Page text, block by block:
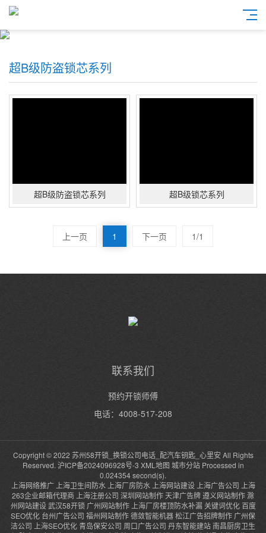
超B级防盗锁芯系列
超B级防盗锁芯系列 超B级锁芯系列
上一页 1 下一页 1/1
联系我们
预约开锁师傅
电话：4008-517-208
Copyright © 2022 苏州58开锁_换锁公司电话_配汽车钥匙_心里安 All Rights
Reserved. 沪ICP备2024096928号-3 XML地图 城市分站Processed in
0.024354 second(s).
上海网络推广 上海卫生间防水 上海厂房防水 上海网站建设 上海广告公司 上海
263企业邮箱代理商 上海注册公司 深圳网站制作天津广告牌遵义网站制作滁
州网站建设 武汉58开锁 广州网站制作 上海厂房楼顶防水补漏 关键词优化 百度
SEO优化 台州广告公司 福州网站制作德敛智能机器松江广告招牌制作 广州保
洁公司 上海SEO优化青岛保安公司 周口广告公司 丹东智能建站南昌厨房卫生